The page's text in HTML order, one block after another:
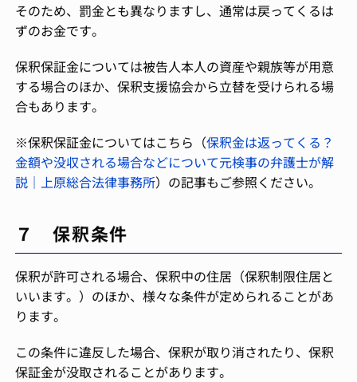
そのため、罰金とも異なりますし、通常は戻ってくるは
ずのお金です。
保釈保証金については被告人本人の資産や親族等が用意
する場合のほか、保釈支援協会から立替を受けられる場
合もあります。
※保釈保証金についてはこちら（保釈金は返ってくる？
金額や没収される場合などについて元検事の弁護士が解
説｜上原総合法律事務所）の記事もご参照ください。
７ 保釈条件
保釈が許可される場合、保釈中の住居（保釈制限住居と
いいます。）のほか、様々な条件が定められることがあ
ります。
この条件に違反した場合、保釈が取り消されたり、保釈
保証金が没取されることがあります。